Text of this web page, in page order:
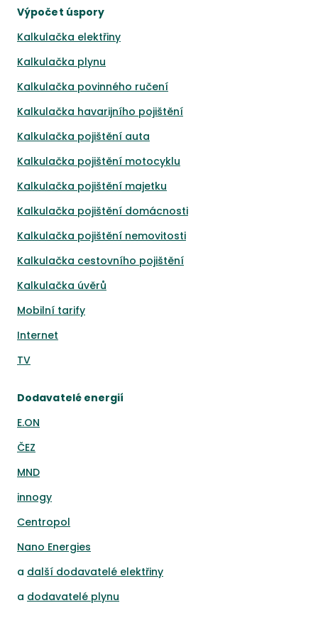
Výpočet úspory
Kalkulačka elektřiny
Kalkulačka plynu
Kalkulačka povinného ručení
Kalkulačka havarijního pojištění
Kalkulačka pojištění auta
Kalkulačka pojištění motocyklu
Kalkulačka pojištění majetku
Kalkulačka pojištění domácnosti
Kalkulačka pojištění nemovitosti
Kalkulačka cestovního pojištění
Kalkulačka úvěrů
Mobilní tarify
Internet
TV
Dodavatelé energií
E.ON
ČEZ
MND
innogy
Centropol
Nano Energies
a další dodavatelé elektřiny
a dodavatelé plynu